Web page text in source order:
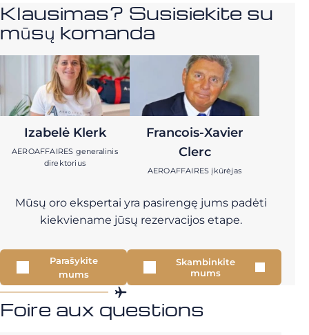
Klausimas? Susisiekite su
mūsų komanda
Izabelė Klerk
AEROAFFAIRES generalinis
direktorius
Francois-Xavier
Clerc
AEROAFFAIRES įkūrėjas
Mūsų oro ekspertai yra pasirengę jums padėti
kiekviename jūsų rezervacijos etape.
Parašykite
mums
Skambinkite
mums
Foire aux questions